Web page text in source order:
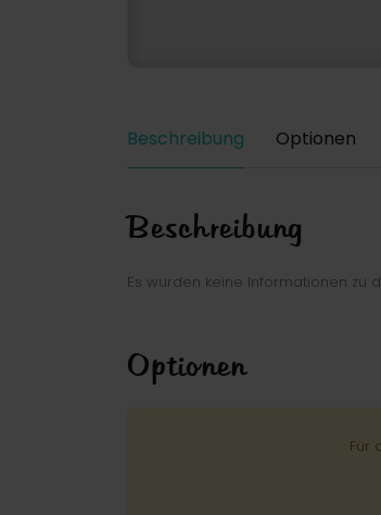
Beschreibung Optionen
Beschreibung
Es wurden keine Informationen zu
Optionen
Für